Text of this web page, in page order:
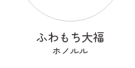
ふわもち大福
ホノルル